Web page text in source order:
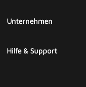
Unternehmen
Hilfe & Support